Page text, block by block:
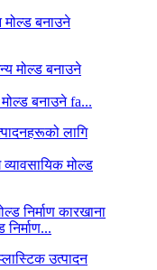
बनाउने
बनाउने fa...
मोल्ड